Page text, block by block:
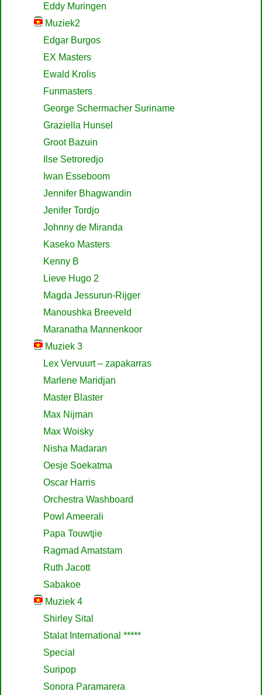
Eddy Muringen
Muziek2
Edgar Burgos
EX Masters
Ewald Krolis
Funmasters
George Schermacher Suriname
Graziella Hunsel
Groot Bazuin
Ilse Setroredjo
Iwan Esseboom
Jennifer Bhagwandin
Jenifer Tordjo
Johnny de Miranda
Kaseko Masters
Kenny B
Lieve Hugo 2
Magda Jessurun-Rijger
Manoushka Breeveld
Maranatha Mannenkoor
Muziek 3
Lex Vervuurt – zapakarras
Marlene Maridjan
Master Blaster
Max Nijman
Max Woisky
Nisha Madaran
Oesje Soekatma
Oscar Harris
Orchestra Washboard
Powl Ameerali
Papa Touwtjie
Ragmad Amatstam
Ruth Jacott
Sabakoe
Muziek 4
Shirley Sital
Stalat International *****
Special
Suripop
Sonora Paramarera